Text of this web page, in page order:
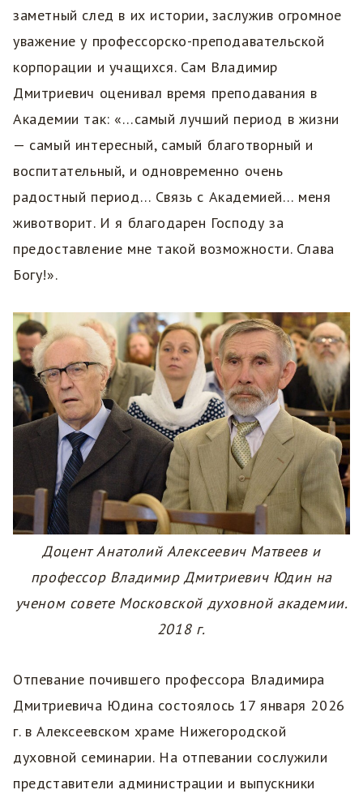
заметный след в их истории, заслужив огромное
уважение у профессорско-преподавательской
корпорации и учащихся. Сам Владимир
Дмитриевич оценивал время преподавания в
Академии так: «…самый лучший период в жизни
— самый интересный, самый благотворный и
воспитательный, и одновременно очень
радостный период… Связь с Академией… меня
животворит. И я благодарен Господу за
предоставление мне такой возможности. Слава
Богу!».
Доцент Анатолий Алексеевич Матвеев и
профессор Владимир Дмитриевич Юдин на
ученом совете Московской духовной академии.
2018 г.
Отпевание почившего профессора Владимира
Дмитриевича Юдина состоялось 17 января 2026
г. в Алексеевском храме Нижегородской
духовной семинарии. На отпевании сослужили
представители администрации и выпускники